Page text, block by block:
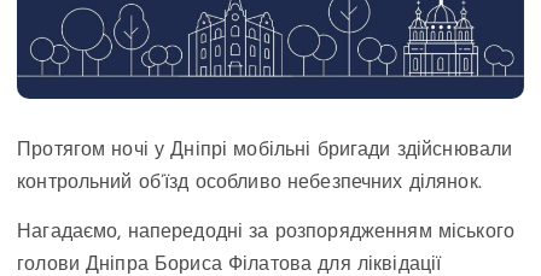
Протягом ночі у Дніпрі мобільні бригади здійснювали
контрольний об’їзд особливо небезпечних ділянок.
Нагадаємо, напередодні за розпорядженням міського
голови Дніпра Бориса Філатова для ліквідації